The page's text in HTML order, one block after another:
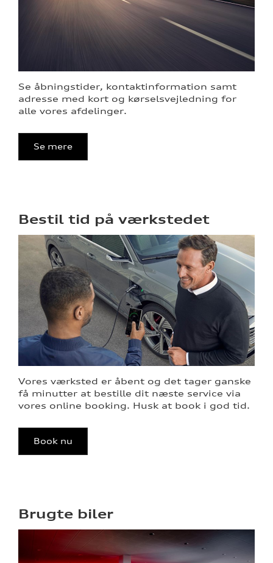
Se åbningstider, kontaktinformation samt
adresse med kort og kørselsvejledning for
alle vores afdelinger.
Se mere
Bestil tid på værkstedet
Vores værksted er åbent og det tager ganske
få minutter at bestille dit næste service via
vores online booking. Husk at book i god tid.
Book nu
Brugte biler